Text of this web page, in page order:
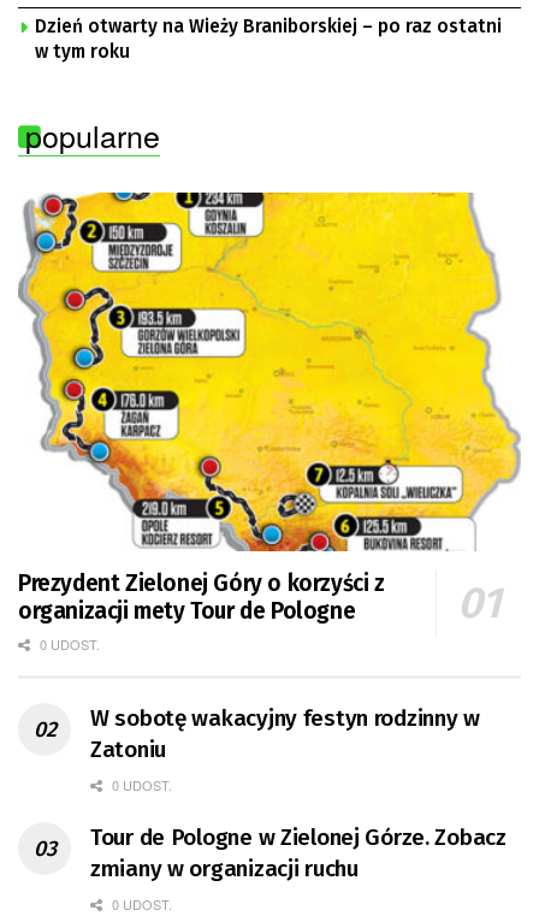
Dzień otwarty na Wieży Braniborskiej – po raz ostatni
w tym roku
popularne
Prezydent Zielonej Góry o korzyści z
organizacji mety Tour de Pologne
0 UDOST.
W sobotę wakacyjny festyn rodzinny w
Zatoniu
0 UDOST.
Tour de Pologne w Zielonej Górze. Zobacz
zmiany w organizacji ruchu
0 UDOST.